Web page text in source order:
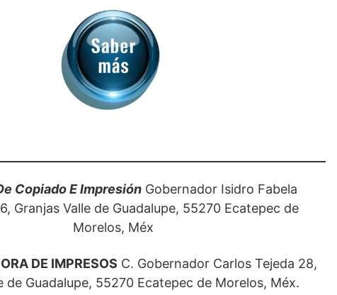
Copiado E ImpresiónGobernador Isidro Fabela
Granjas Valle de Guadalupe, 55270 Ecatepec de
Morelos, Méx
DE IMPRESOS C. Gobernador Carlos Tejeda 28,
de Guadalupe, 55270 Ecatepec de Morelos, Méx.